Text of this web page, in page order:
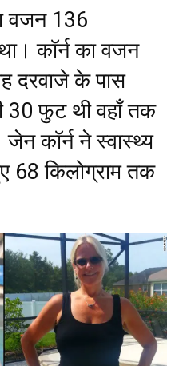
वजन 136
कॉर्न का वजन
दरवाजे के पास
30 फुट थी वहाँ तक
कॉर्न ने स्वास्थ्य
68 किलोग्राम तक